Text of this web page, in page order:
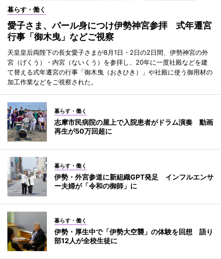
暮らす・働く
愛子さま、パール身につけ伊勢神宮参拝 式年遷宮
行事「御木曳」などご視察
天皇皇后両陛下の長女愛子さまが8月1日・2日の2日間、伊勢神宮の外
宮（げくう）・内宮（ないくう）を参拝し、20年に一度社殿などを建
て替える式年遷宮の行事「御木曳（おきひき）」や社殿に使う御用材の
加工作業などをご視察された。
暮らす・働く
志摩市民病院の屋上で入院患者がドラム演奏 動画
再生が50万回超に
暮らす・働く
伊勢・外宮参道に新組織GPT発足 インフルエンサ
ー夫婦が「令和の御師」に
暮らす・働く
伊勢・厚生中で「伊勢大空襲」の体験を回想 語り
部12人が全校生徒に